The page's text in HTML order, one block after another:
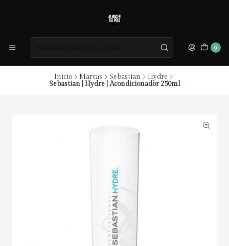
0
Inicio Marcas Sebastian
Hydre
Sebastian | Hydre | Acondicionador 250ml